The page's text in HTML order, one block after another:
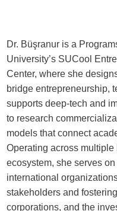
Dr. Büşranur is a
University’s SUCool
Center, where she
bridge entrepreneurship,
supports deep-tech and
to research
models that connect
Operating across multiple
ecosystem, she serves
international
stakeholders and
corporations, and the